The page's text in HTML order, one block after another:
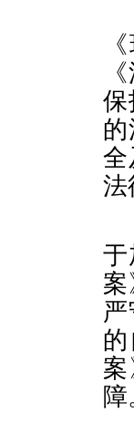
保
全
法
于
障